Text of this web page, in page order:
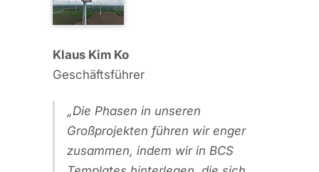
Klaus Kim Ko
Geschäftsführer
Die Phasen in unseren
Großprojekten führen wir enger
zusammen, indem wir in BCS